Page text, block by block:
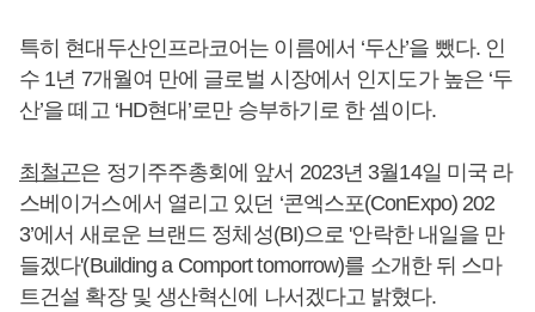
특히 현대두산인프라코어는 이름에서 ‘두산’을 뺐다. 인
수 1년 7개월여 만에 글로벌 시장에서 인지도가 높은 ‘두
산’을 떼고 ‘HD현대’로만 승부하기로 한 셈이다.
최철곤은 정기주주총회에 앞서 2023년 3월14일 미국 라
스베이거스에서 열리고 있던 ‘콘엑스포(ConExpo) 202
3’에서 새로운 브랜드 정체성(BI)으로 '안락한 내일을 만
들겠다'(Building a Comport tomorrow)를 소개한 뒤 스마
트건설 확장 및 생산혁신에 나서겠다고 밝혔다.